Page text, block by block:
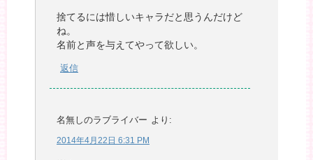
捨てるには惜しいキャラだと思うんだけど
ね。
名前と声を与えてやって欲しい。
返信
名無しのラブライバー より:
2014年4月22日 6:31 PM